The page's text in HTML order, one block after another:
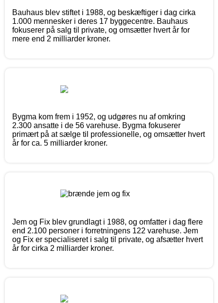
Bauhaus blev stiftet i 1988, og beskæftiger i dag cirka
1.000 mennesker i deres 17 byggecentre. Bauhaus
fokuserer på salg til private, og omsætter hvert år for
mere end 2 milliarder kroner.
Bygma kom frem i 1952, og udgøres nu af omkring
2.300 ansatte i de 56 varehuse. Bygma fokuserer
primært på at sælge til professionelle, og omsætter hvert
år for ca. 5 milliarder kroner.
Jem og Fix blev grundlagt i 1988, og omfatter i dag flere
end 2.100 personer i forretningens 122 varehuse. Jem
og Fix er specialiseret i salg til private, og afsætter hvert
år for cirka 2 milliarder kroner.